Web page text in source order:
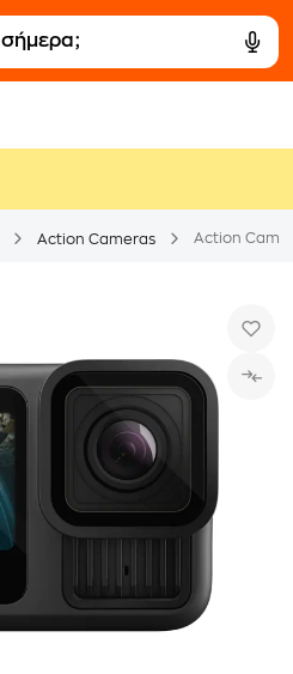
Action Cameras Action